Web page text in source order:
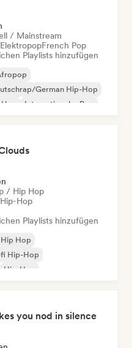
/ Mainstream
ElektropopFrench Pop
Playlists hinzufügen
German Hip-Hop
Internationaler Pop
/ Hip Hop
Hip-Hop
Playlists hinzufügen
Hop
Hip-Hop
Hip-Hop
you nod in silence